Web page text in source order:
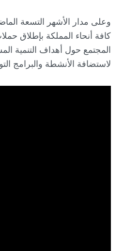
وعلى مدار الأشهر التسعة
كافة أنحاء المملكة بإطلاق
المجتمع حول أهداف التنمية
لاستضافة الأنشطة والبرامج